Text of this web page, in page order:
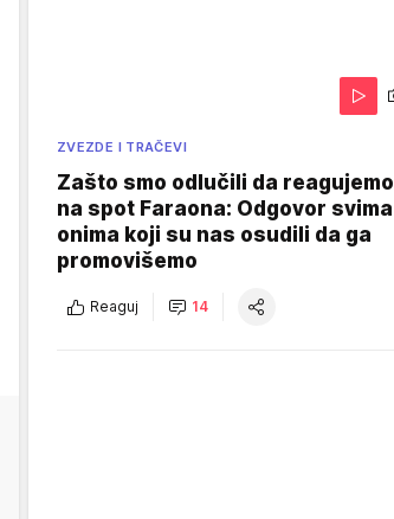
ZVEZDE I TRAČEVI
Zašto smo odlučili da reagujemo
na spot Faraona: Odgovor svima
onima koji su nas osudili da ga
promovišemo
Reaguj 14